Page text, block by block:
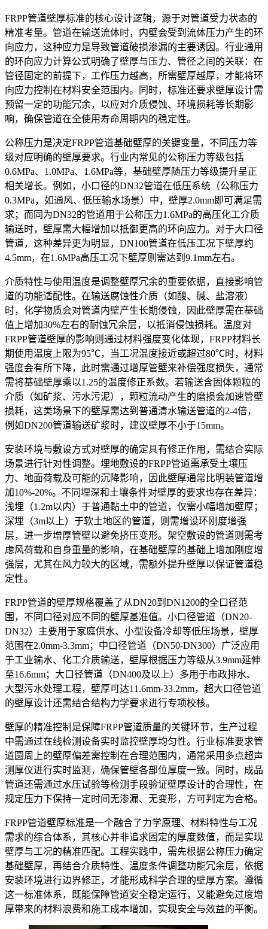
FRPP管道壁厚标准的核心设计逻辑，源于对管道受力状态的
精准考量。管道在输送流体时，内壁会受到流体压力产生的环
向应力，这种应力是导致管道破损渗漏的主要诱因。行业通用
的环向应力计算公式明确了壁厚与压力、管径之间的关联：在
管径固定的前提下，工作压力越高，所需壁厚越厚，才能将环
向应力控制在材料安全范围内。同时，标准还要求壁厚设计需
预留一定的功能冗余，以应对介质侵蚀、环境损耗等长期影
响，确保管道在全使用寿命周期内的稳定性。
公称压力是决定FRPP管道基础壁厚的关键变量，不同压力等
级对应明确的壁厚要求。行业内常见的公称压力等级包括
0.6MPa、1.0MPa、1.6MPa等，基础壁厚随压力等级提升呈正
相关增长。例如，小口径的DN32管道在低压系统（公称压力
0.3MPa，如通风、低压输水场景）中，壁厚2.0mm即可满足需
求；而同为DN32的管道用于公称压力1.6MPa的高压化工介质
输送时，壁厚需大幅增加以抵御更高的环向应力。对于大口径
管道，这种差异更为明显，DN100管道在低压工况下壁厚约
4.5mm，在1.6MPa高压工况下壁厚则需达到9.1mm左右。
介质特性与使用温度是调整壁厚冗余的重要依据，直接影响管
道的功能适配性。在输送腐蚀性介质（如酸、碱、盐溶液）
时，化学物质会对管道内壁产生长期侵蚀，因此壁厚需在基础
值上增加30%左右的耐蚀冗余层，以抵消侵蚀损耗。温度对
FRPP管道壁厚的影响则通过材料强度变化体现，FRPP材料长
期使用温度上限为95℃，当工况温度接近或超过80℃时，材料
强度会有所下降，此时需通过增厚管壁来补偿强度损失，通常
需将基础壁厚乘以1.25的温度修正系数。若输送含固体颗粒的
介质（如矿浆、污水污泥），颗粒流动产生的磨损会加速管壁
损耗，这类场景下的壁厚需达到普通清水输送管道的2-4倍，
例如DN200管道输送矿浆时，建议壁厚不小于15mm。
安装环境与敷设方式对壁厚的确定具有修正作用，需结合实际
场景进行针对性调整。埋地敷设的FRPP管道需承受土壤压
力、地面荷载及可能的沉降影响，因此壁厚通常比明装管道增
加10%-20%。不同埋深和土壤条件对壁厚的要求也存在差异：
浅埋（1.2m以内）于普通黏土中的管道，仅需小幅增加壁厚；
深埋（3m以上）于软土地区的管道，则需增设环刚度增强
层，进一步增厚管壁以避免挤压变形。架空敷设的管道则需考
虑风荷载和自身重量的影响，在基础壁厚的基础上增加刚度增
强层，尤其在风力较大的区域，需额外提升壁厚以保证管道稳
定性。
FRPP管道的壁厚规格覆盖了从DN20到DN1200的全口径范
围，不同口径对应不同的壁厚基准值。小口径管道（DN20-
DN32）主要用于家庭供水、小型设备冷却等低压场景，壁厚
范围在2.0mm-3.3mm；中口径管道（DN50-DN300）广泛应用
于工业输水、化工介质输送，壁厚根据压力等级从3.9mm延伸
至16.6mm；大口径管道（DN400及以上）多用于市政排水、
大型污水处理工程，壁厚可达11.6mm-33.2mm，超大口径管道
的壁厚设计还需结合结构力学要求进行专项校核。
壁厚的精准控制是保障FRPP管道质量的关键环节，生产过程
中需通过在线检测设备实时监控壁厚均匀性。行业标准要求管
道圆周上的壁厚偏差需控制在合理范围内，通常采用多点超声
测厚仪进行实时监测，确保管壁各部位厚度一致。同时，成品
管道还需通过水压试验等检测手段验证壁厚设计的合理性，在
规定压力下保持一定时间无渗漏、无变形，方可判定为合格。
FRPP管道壁厚标准是一个融合了力学原理、材料特性与工况
需求的综合体系，其核心并非追求固定的厚度数值，而是实现
壁厚与工况的精准匹配。工程实践中，需先根据公称压力确定
基础壁厚，再结合介质特性、温度条件调整功能冗余层，依据
安装环境进行边界修正，才能形成科学合理的壁厚方案。遵循
这一标准体系，既能保障管道安全稳定运行，又能避免过度增
厚带来的材料浪费和施工成本增加，实现安全与效益的平衡。